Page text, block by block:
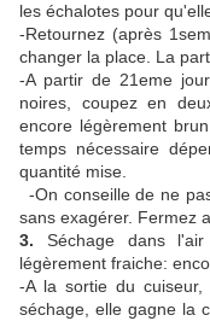
les échalotes pour
-Retournez (après
changer la place. La
-A partir de 21eme
noires, coupez en
encore légèrement
temps nécessaire
quantité mise.
-On conseille de ne
sans exagérer. Fermez
3. Séchage dans
légèrement fraiche:
-A la sortie du
séchage, elle gagne la